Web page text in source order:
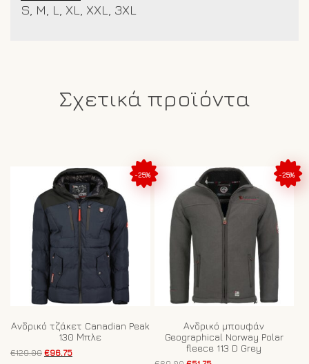
S, M, L, XL, XXL, 3XL
Σχετικά προϊόντα
-25%
Ανδρικό τζάκετ Canadian Peak
130 Μπλε
€129.00 Original
€96.75Η
-25%
Ανδρικό μπουφάν
Geographical Norway Polar
fleece 113 D Grey